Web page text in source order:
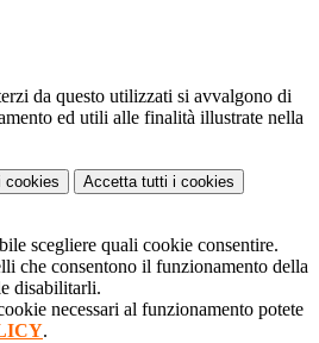
da questo utilizzati si avvalgono di
ed utili alle finalità illustrate nella
cookies Accetta tutti i cookies
scegliere quali cookie consentire.
che consentono il funzionamento della
disabilitarli.
necessari al funzionamento potete
.